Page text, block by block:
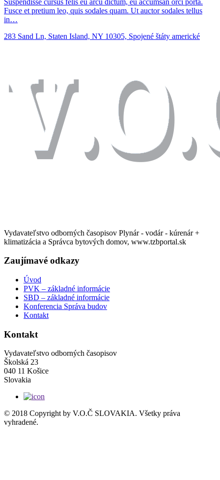
Fusce et pretium leo, quis sodales quam. Ut auctor sodales tellus
in…
283 Sand Ln, Staten Island, NY 10305, Spojené štáty americké
Vydavateľstvo odborných časopisov Plynár - vodár - kúrenár +
klimatizácia a Správca bytových domov, www.tzbportal.sk
Zaujímavé odkazy
Úvod
PVK – základné informácie
SBD – základné informácie
Konferencia Správa budov
Kontakt
Kontakt
Vydavateľstvo odborných časopisov
Školská 23
040 11 Košice
Slovakia
© 2018 Copyright by V.O.Č SLOVAKIA. Všetky práva
vyhradené.